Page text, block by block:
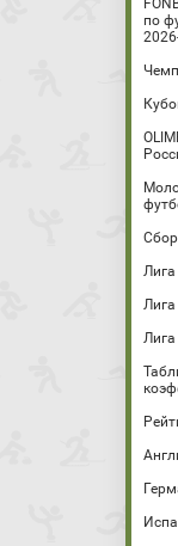
по
Интервью Артема